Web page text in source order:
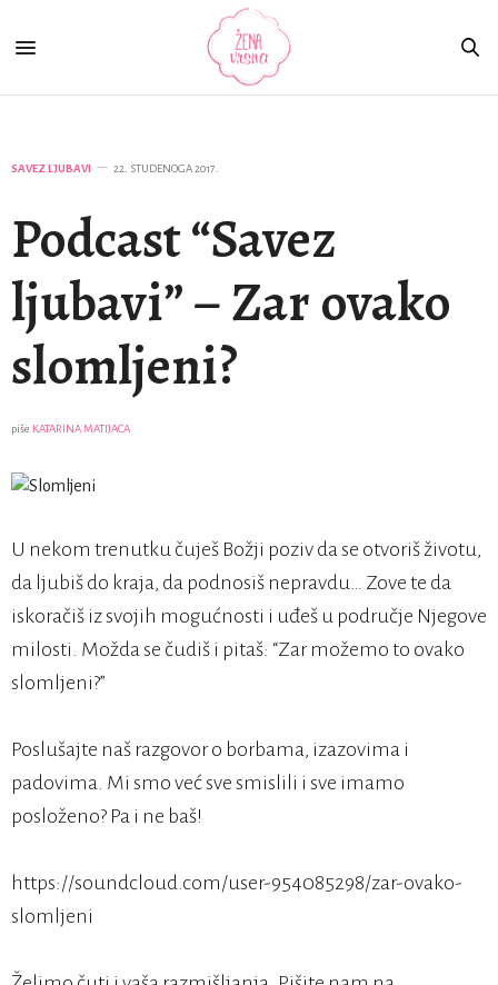
SAVEZ LJUBAVI 22. STUDENOGA 2017.
Podcast “Savez
ljubavi” – Zar ovako
slomljeni?
piše KATARINA MATIJACA
U nekom trenutku čuješ Božji poziv da se otvoriš životu,
da ljubiš do kraja, da podnosiš nepravdu… Zove te da
iskoračiš iz svojih mogućnosti i uđeš u područje Njegove
milosti. Možda se čudiš i pitaš: “Zar možemo to ovako
slomljeni?”
Poslušajte naš razgovor o borbama, izazovima i
padovima. Mi smo već sve smislili i sve imamo
posloženo? Pa i ne baš!
https://soundcloud.com/user-954085298/zar-ovako-
slomljeni